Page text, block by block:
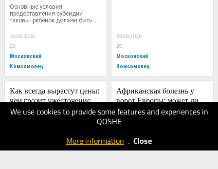
We use cookies to provide some features and experiences in
QOSHE
More information . Close
платить за ранний выход
мам на работу
Основные условия
предоставления субсидии
таковы: ребенок должен быть
первенцем,...
30.06.2026
20
Московский
Комсомолец
29.06.2026
20
Московский
Комсомолец
Как всегда вырастут цены:
чем грозит ужесточение
правил для самозанятых
26.06.2026
Африканская болезнь у
ворот Европы: может ли
Эбола дойти до России
24.06.2026
10
Комсомолец